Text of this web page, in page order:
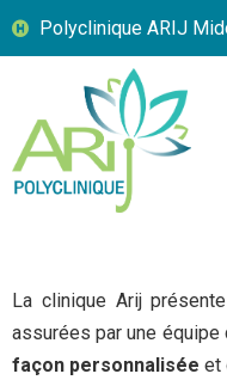
contenu
Polyclinique ARIJ
La clinique Arij
assurées par une
façon personnalisée et